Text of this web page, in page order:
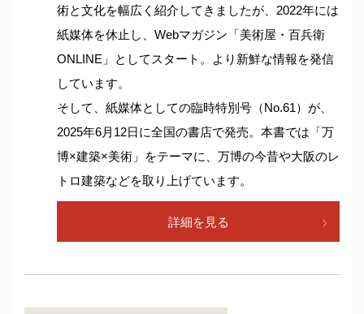
術と文化を幅広く紹介してきましたが、2022年には
紙媒体を休止し、Webマガジン「美術屋・百兵衛
ONLINE」としてスタート。より新鮮な情報を発信
しています。
そして、紙媒体としての臨時特別号（No.61）が、
2025年6月12日に全国の書店で発売。本書では「万
博×建築×美術」をテーマに、万博の今昔や大阪のレ
トロ建築などを取り上げています。
詳細を見る